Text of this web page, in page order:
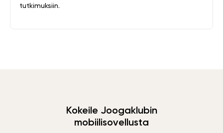
tutkimuksiin.
Kokeile Joogaklubin
mobiilisovellusta